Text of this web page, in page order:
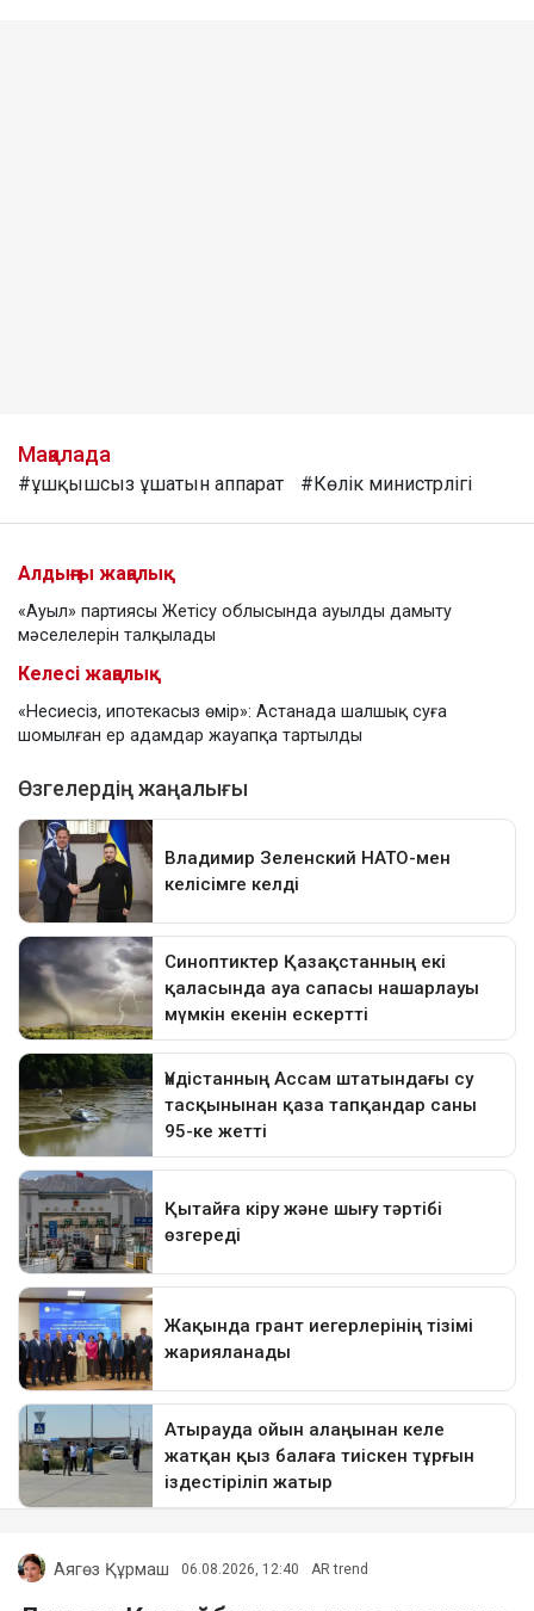
Мақалада
#ұшқышсыз ұшатын аппарат #Көлік министрлігі
Алдыңғы жаңалық
«Ауыл» партиясы Жетісу облысында ауылды дамыту
мәселелерін талқылады
Келесі жаңалық
«Несиесіз, ипотекасыз өмір»: Астанада шалшық суға
шомылған ер адамдар жауапқа тартылды
Аягөз Құрмаш 06.08.2026, 12:40 AR trend